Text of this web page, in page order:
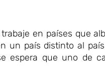
en países que
un país distinto al
espera que uno de